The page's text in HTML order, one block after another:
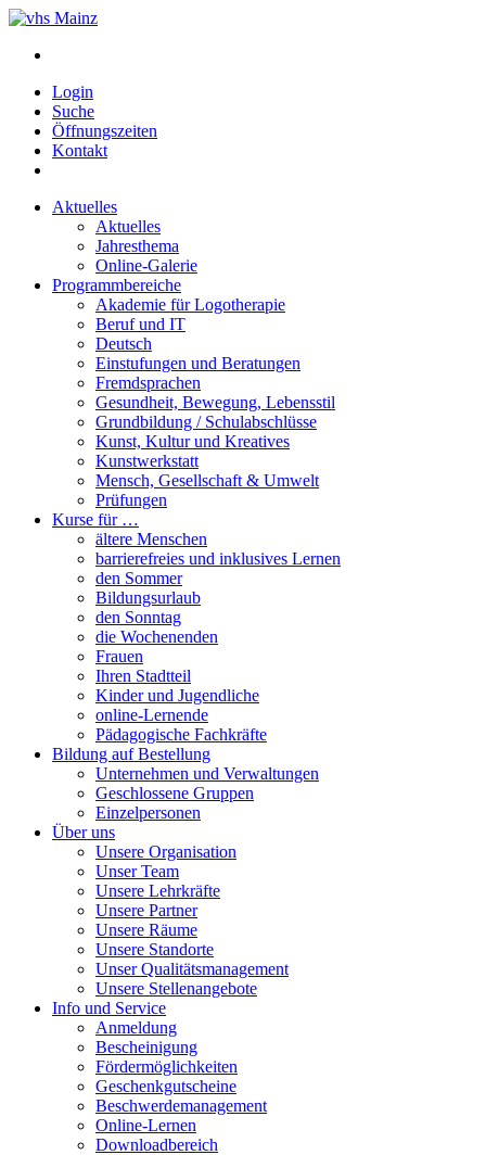
Login
Suche
Öffnungszeiten
Kontakt
Aktuelles
Aktuelles
Jahresthema
Online-Galerie
Programmbereiche
Akademie für Logotherapie
Beruf und IT
Deutsch
Einstufungen und Beratungen
Fremdsprachen
Gesundheit, Bewegung, Lebensstil
Grundbildung / Schulabschlüsse
Kunst, Kultur und Kreatives
Kunstwerkstatt
Mensch, Gesellschaft & Umwelt
Prüfungen
Kurse für …
ältere Menschen
barrierefreies und inklusives Lernen
den Sommer
Bildungsurlaub
den Sonntag
die Wochenenden
Frauen
Ihren Stadtteil
Kinder und Jugendliche
online-Lernende
Pädagogische Fachkräfte
Bildung auf Bestellung
Unternehmen und Verwaltungen
Geschlossene Gruppen
Einzelpersonen
Über uns
Unsere Organisation
Unser Team
Unsere Lehrkräfte
Unsere Partner
Unsere Räume
Unsere Standorte
Unser Qualitätsmanagement
Unsere Stellenangebote
Info und Service
Anmeldung
Bescheinigung
Fördermöglichkeiten
Geschenkgutscheine
Beschwerdemanagement
Online-Lernen
Downloadbereich